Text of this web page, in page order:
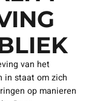
voor